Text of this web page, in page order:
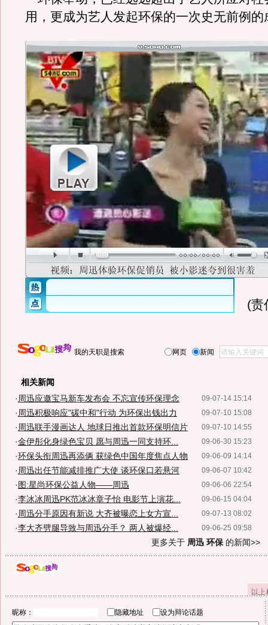
用，更成为艺人发起环保的一次史无前例的
(责
我的天职是搜索 网页 新闻
相关新闻
09-07-14 15:14
· 周迅应邀宝马新车发布会 不忘宣传环保理念
09-07-10 15:08
· 周迅积极响应"碳中和"行动 为环保出钱出力
09-07-10 14:55
· 周迅联手漫画达人 地球日推出首款环保明信片
09-06-30 15:23
·金伊彤化身绿色宝贝 愿与周迅一同支持环...
09-06-09 14:14
·环保头衔周迅再添俩 获绿色中国年度焦点人物
09-06-07 10:42
· 周迅出任节能减排推广大使 谈环保口若悬河
09-06-06 22:54
· 图:星尚环保公益人物——周迅
09-06-15 04:04
·李冰冰周迅PK范冰冰章子怡 电影节上演花...
09-07-13 08:02
· 周迅分手原因有新说 大齐被曝恋上女方宣...
09-06-25 09:58
·李大齐劈腿导致与周迅分手？ 两人被爆经...
更多关于 周迅 环保 的新闻>>
以
昵称： 隐藏地址 设为辩论话题